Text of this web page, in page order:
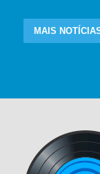
MAIS